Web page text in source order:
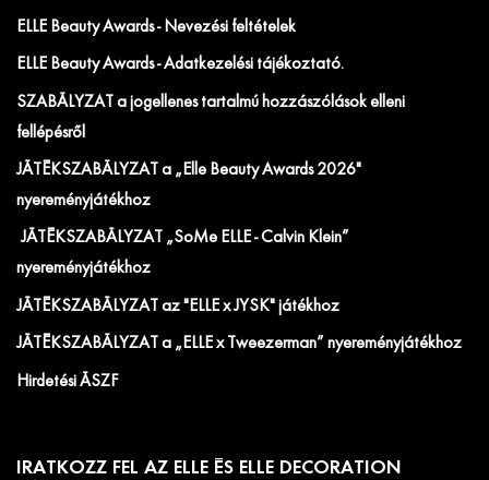
ELLE Beauty Awards - Nevezési feltételek
ELLE Beauty Awards - Adatkezelési tájékoztató.
SZABÁLYZAT a jogellenes tartalmú hozzászólások elleni
fellépésről
JÁTÉKSZABÁLYZAT a „Elle Beauty Awards 2026"
nyereményjátékhoz
JÁTÉKSZABÁLYZAT „SoMe ELLE - Calvin Klein”
nyereményjátékhoz
JÁTÉKSZABÁLYZAT az "ELLE x JYSK" játékhoz
JÁTÉKSZABÁLYZAT a „ELLE x Tweezerman” nyereményjátékhoz
Hirdetési ÁSZF
IRATKOZZ FEL AZ ELLE ÉS ELLE DECORATION